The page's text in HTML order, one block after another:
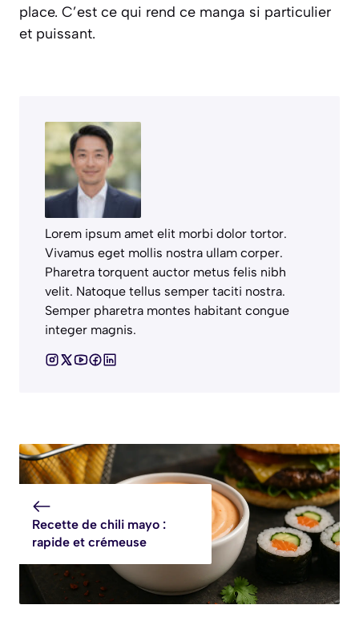
place. C’est ce qui rend ce manga si particulier
et puissant.
Lorem ipsum amet elit morbi dolor tortor.
Vivamus eget mollis nostra ullam corper.
Pharetra torquent auctor metus felis nibh
velit. Natoque tellus semper taciti nostra.
Semper pharetra montes habitant congue
integer magnis.
Recette de chili mayo :
rapide et crémeuse